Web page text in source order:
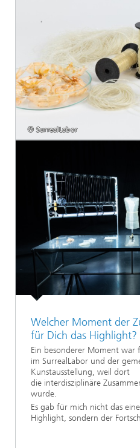
© SurrealLabor
Welcher Moment der
für Dich das Highlight?
Ein besonderer Moment war
im SurrealLabor und der
Kunstausstellung, weil dort
die interdisziplinäre
wurde.
Es gab für mich nicht das
Highlight, sondern der